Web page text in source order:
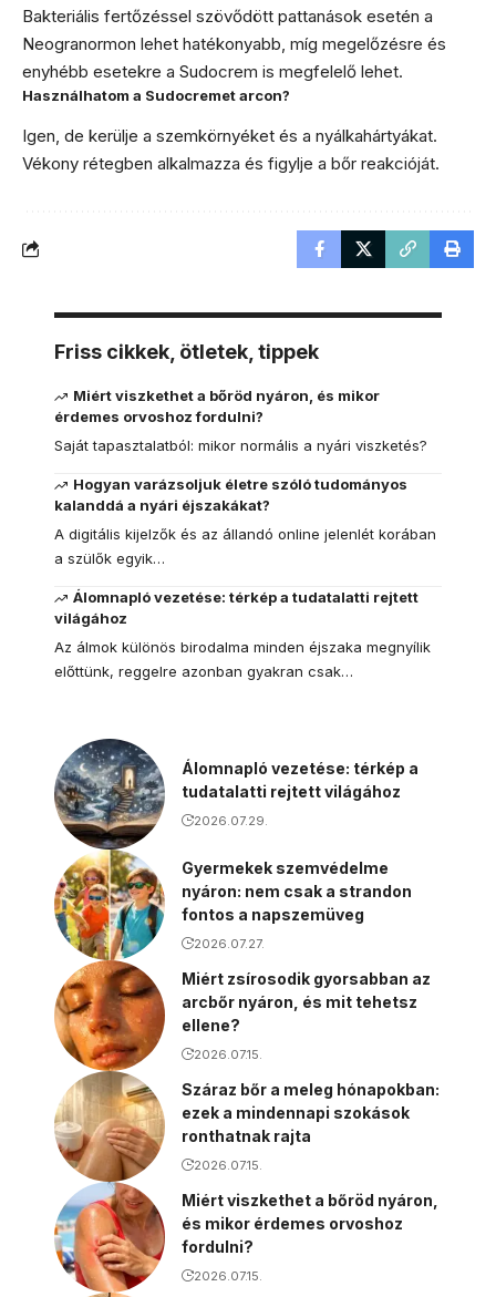
Bakteriális fertőzéssel szövődött pattanások esetén a
Neogranormon lehet hatékonyabb, míg megelőzésre és
enyhébb esetekre a Sudocrem is megfelelő lehet.
Használhatom a Sudocremet arcon?
Igen, de kerülje a szemkörnyéket és a nyálkahártyákat.
Vékony rétegben alkalmazza és figylje a bőr reakcióját.
Friss cikkek, ötletek, tippek
Miért viszkethet a bőröd nyáron, és mikor
érdemes orvoshoz fordulni?
Saját tapasztalatból: mikor normális a nyári viszketés?
Hogyan varázsoljuk életre szóló tudományos
kalanddá a nyári éjszakákat?
A digitális kijelzők és az állandó online jelenlét korában
a szülők egyik…
Álomnapló vezetése: térkép a tudatalatti rejtett
világához
Az álmok különös birodalma minden éjszaka megnyílik
előttünk, reggelre azonban gyakran csak…
Álomnapló vezetése: térkép a
tudatalatti rejtett világához
2026.07.29.
Gyermekek szemvédelme
nyáron: nem csak a strandon
fontos a napszemüveg
2026.07.27.
Miért zsírosodik gyorsabban az
arcbőr nyáron, és mit tehetsz
ellene?
2026.07.15.
Száraz bőr a meleg hónapokban:
ezek a mindennapi szokások
ronthatnak rajta
2026.07.15.
Miért viszkethet a bőröd nyáron,
és mikor érdemes orvoshoz
fordulni?
2026.07.15.